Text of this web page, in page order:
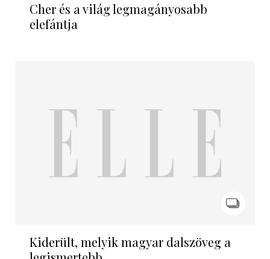
Cher és a világ legmagányosabb
elefántja
Kiderült, melyik magyar dalszöveg a